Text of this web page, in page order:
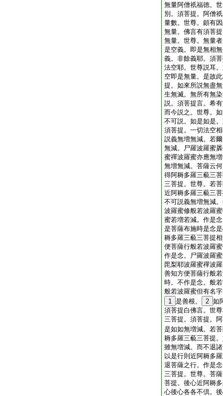
無量阿僧祇福徳。
別。須菩提。阿僧
量數。世尊。頗有
無量。佛言有須菩
無量。世尊。無量
是空義。即是無相
義。非餘義耶。須
法空耶。世尊説耳
空即是無量。是故
提。如來所説無盡
生無滅。無所有無
説。須菩提言。希
而今説之。世尊。
不可説。如是如是
須菩提。一切法空
説義無増無減。若
無減。尸羅波羅蜜
蜜禪波羅蜜亦應無
無増無減。菩薩云
得阿耨多羅三藐三
三菩提。世尊。若
近阿耨多羅三藐三
不可説義無増無減
波羅蜜修般若波羅
蜜若増若減。作是
是菩薩布施時是念
耨多羅三藐三菩提
便菩薩行般若波羅
作是念。尸羅波羅
毘梨耶波羅蜜禪波
善知方便菩薩行般
時。不作是念。般
般若波羅蜜但有名
1 是善根。 2 如
須菩提白佛言。世
三菩提。須菩提。
是如如無増減。若
耨多羅三藐三菩提
雖無増減。而不退
以是行則近阿耨多
退菩薩之行。作是
三菩提。世尊。菩
菩提。後心近阿耨
心後心各各不倶。